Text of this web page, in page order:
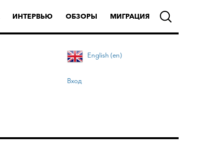
ИНТЕРВЬЮ ОБЗОРЫ МИГРАЦИЯ
English (en)
Вход